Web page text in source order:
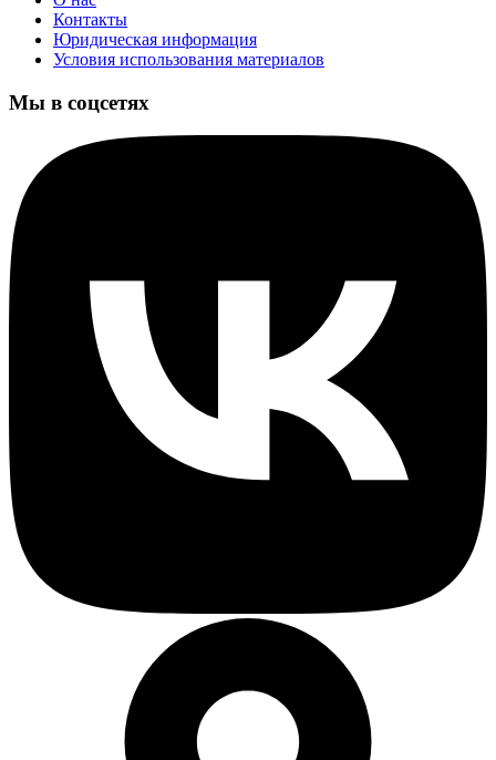
Контакты
Юридическая информация
Условия использования материалов
Мы в соцсетях